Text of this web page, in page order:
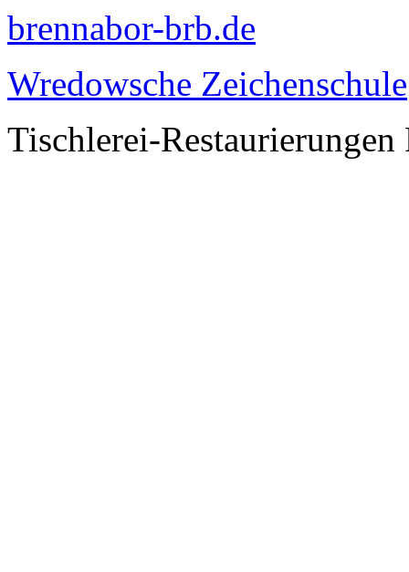
brennabor-brb.de
Wredowsche Zeichenschule
Tischlerei-